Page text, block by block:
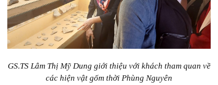
GS.TS Lâm Thị Mỹ Dung giới thiệu với khách tham quan về
các hiện vật gốm thời Phùng Nguyên